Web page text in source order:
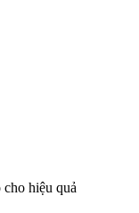
hiệu quả